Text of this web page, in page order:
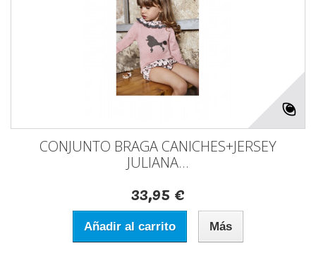
CONJUNTO BRAGA CANICHES+JERSEY
JULIANA...
33,95 €
Añadir al carrito Más